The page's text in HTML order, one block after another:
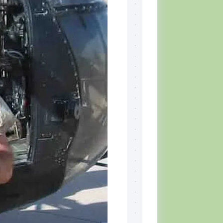
Skill
Set,
por
Tiger
McKee
Momento
Combatiente
Lectura
recomendada
Defensa
Personal
Ejercicios
Situación
Táctica
Topografía